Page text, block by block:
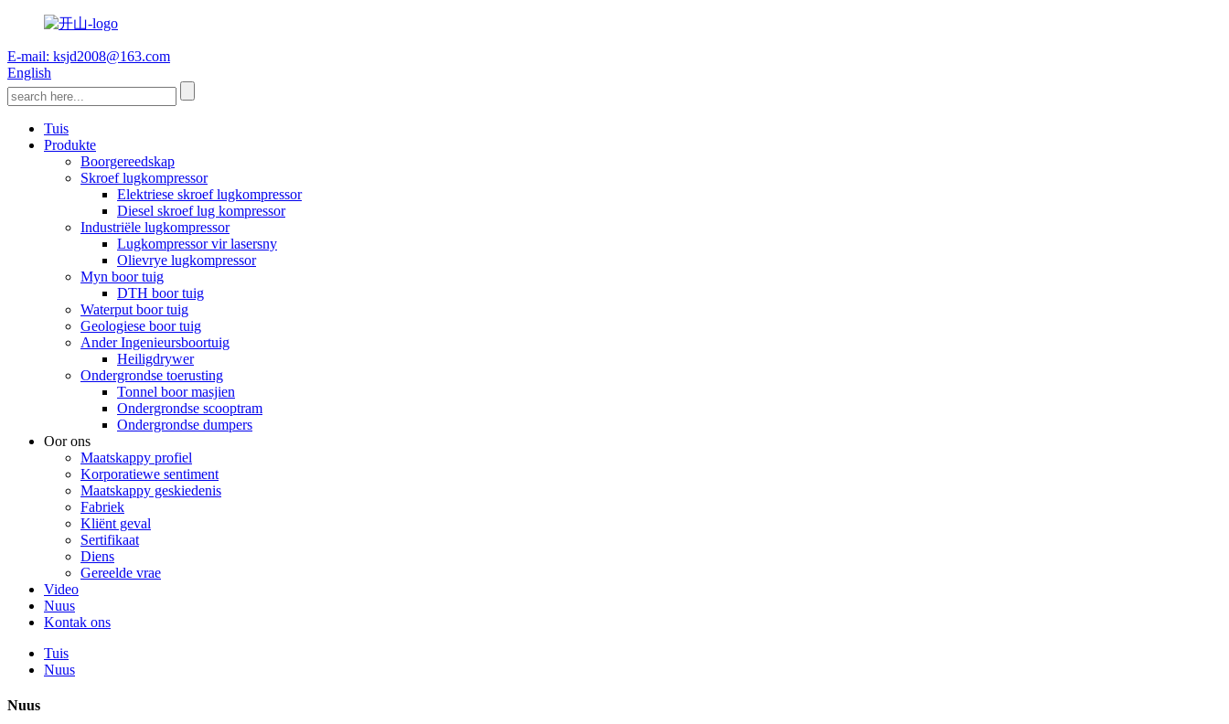
E-mail: ksjd2008@163.com
English
Tuis
Produkte
Boorgereedskap
Skroef lugkompressor
Elektriese skroef lugkompressor
Diesel skroef lug kompressor
Industriële lugkompressor
Lugkompressor vir lasersny
Olievrye lugkompressor
Myn boor tuig
DTH boor tuig
Waterput boor tuig
Geologiese boor tuig
Ander Ingenieursboortuig
Heiligdrywer
Ondergrondse toerusting
Tonnel boor masjien
Ondergrondse scooptram
Ondergrondse dumpers
Oor ons
Maatskappy profiel
Korporatiewe sentiment
Maatskappy geskiedenis
Fabriek
Kliënt geval
Sertifikaat
Diens
Gereelde vrae
Video
Nuus
Kontak ons
Tuis
Nuus
Nuus